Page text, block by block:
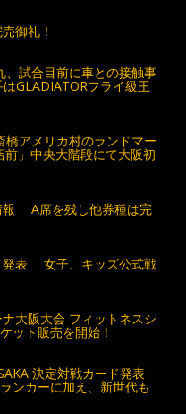
御礼！
試合目前に車との接触事
GLADIATORフライ級王
アメリカ村のランドマー
前」中央大階段にて大阪初
報 A席を残し他券種は完
発表 女子、キッズ公式戦
大阪大会 フィットネスシ
ット販売を開始！
決定対戦カード発表
ンカーに加え、新世代も